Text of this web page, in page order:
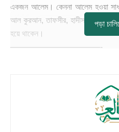
একজন আলেম। কেননা আলেম হওয়া
আল কুরআন, তাফসীর, হাদীস, ফিক্বহ, উসূল,
হয়ে থাকেন।
———————————-
পড়া